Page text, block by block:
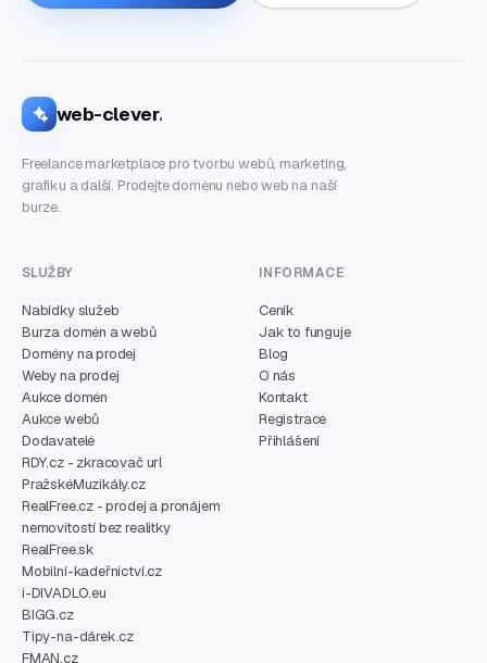
web-clever.
Freelance marketplace pro tvorbu webů, marketing,
grafiku a další. Prodejte doménu nebo web na naší
burze.
SLUŽBY
Nabídky služeb
Burza domén a webů
Domény na prodej
Weby na prodej
Aukce domén
Aukce webů
Dodavatelé
RDY.cz - zkracovač url
PražskéMuzikály.cz
RealFree.cz - prodej a pronájem
nemovitostí bez realitky
RealFree.sk
Mobilní-kadeřnictví.cz
i-DIVADLO.eu
BIGG.cz
Tipy-na-dárek.cz
FMAN.cz
INFORMACE
Ceník
Jak to funguje
Blog
O nás
Kontakt
Registrace
Přihlášení